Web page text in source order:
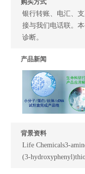
购买方式
银行转账、电汇、
接与我们电话联。
诊断。
产品新闻
背景资料
Life Chemicals3-
(3-